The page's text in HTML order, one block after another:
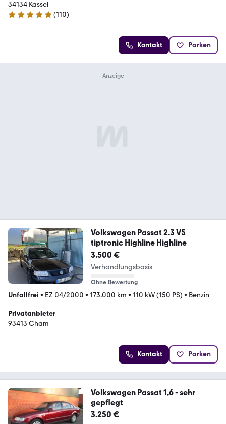
34134 Kassel
4.9 Sterne
(110)
Kontakt Parken
Volkswagen Passat 2.3 V5
tiptronic Highline Highline
3.500 €
Verhandlungsbasis
Ohne Bewertung
Unfallfrei • EZ 04/2000 • 173.000 km • 110 kW (150 PS) • Benzin
Privatanbieter
93413 Cham
Kontakt Parken
Volkswagen Passat 1,6 - sehr
gepflegt
3.250 €